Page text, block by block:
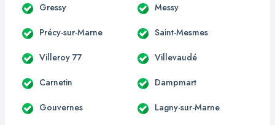
Gressy Messy
Précy-sur-Marne Saint-Mesmes
Villeroy 77 Villevaudé
Carnetin Dampmart
Gouvernes Lagny-sur-Marne